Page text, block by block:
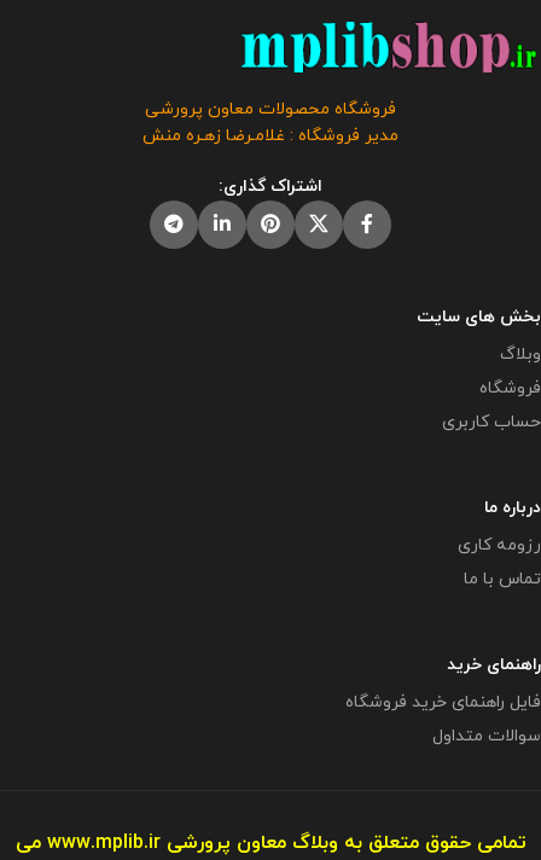
فروشگاه محصولات معاون پرورشی
مدیر فروشگاه : غلامـرضا زهـره منش
اشتراک گذاری:
بخش های سایت
وبلاگ
فروشگاه
حساب کاربری
درباره ما
رزومه کاری
تماس با ما
راهنمای خرید
فایل راهنمای خرید فروشگاه
سوالات متداول
تمامی حقوق متعلق به وبلاگ معاون پرورشیwww.mplib.ir می